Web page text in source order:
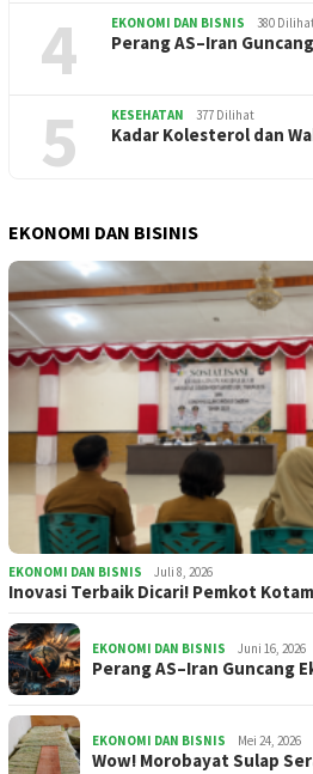
4
EKONOMI DAN BISNIS 380
Perang AS–Iran
5 KESEHATAN 377 Dilihat
Kadar Kolesterol dan
EKONOMI DAN BISINIS
EKONOMI DAN BISNIS Juli 8, 2026
Inovasi Terbaik Dicari! Pemkot
EKONOMI DAN BISNIS Juni 16, 2026
Perang AS–Iran Guncang
EKONOMI DAN BISNIS Mei 24, 2026
Wow! Morobayat Sulap